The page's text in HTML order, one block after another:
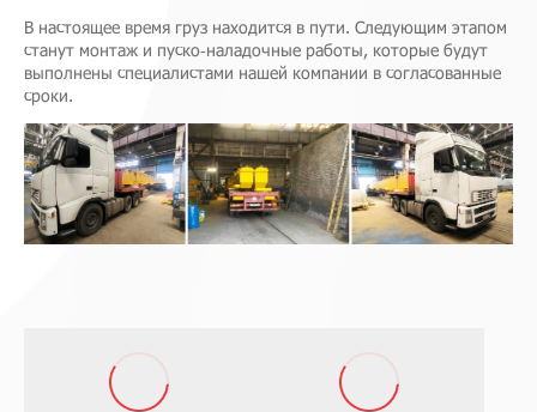
В настоящее время груз находится в пути. Следующим этапом
станут монтаж и пуско‑наладочные работы, которые будут
выполнены специалистами нашей компании в согласованные
сроки.